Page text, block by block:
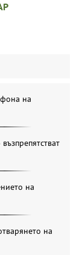
на
на
на